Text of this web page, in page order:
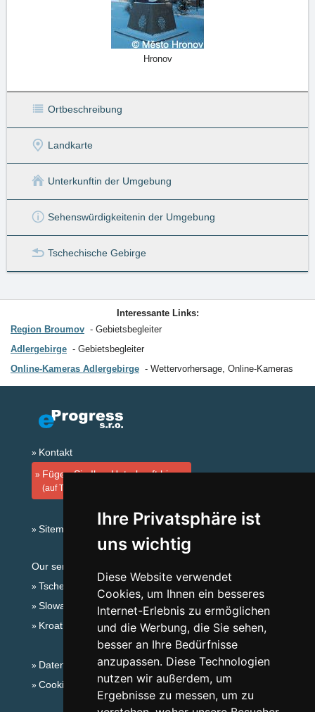
Ihre Privatsphäre ist
uns wichtig
Diese Website verwendet
Cookies, um Ihnen ein besseres
Internet-Erlebnis zu ermöglichen
und die Werbung, die Sie sehen,
besser an Ihre Bedürfnisse
anzupassen. Diese Technologien
nutzen wir außerdem, um
Ergebnisse zu messen, um zu
Hronov
Ortbeschreibung
Landkarte
Unterkunftin der Umgebung
Sehenswürdigkeitenin der Umgebung
Tschechische Gebirge
Interessante Links:
Region Broumov
Gebietsbegleiter
Adlergebirge
Gebietsbegleiter
Online-Kameras Adlergebirge
Wettervorhersage, Online-Kameras
Kontakt
Fügen Sie Ihre Unterkunft hinzu
(auf Tschechisch)
Sitemap
Our servers:
Tschechische Gebirge
Slowakische Gebirge
Kroatien
Datenschutz
Cookies